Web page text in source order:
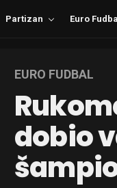
Partizan Euro Fudbal
EURO FUDBAL
dobio